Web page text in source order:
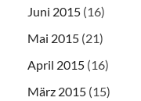
Juni 2015 (16)
Mai 2015 (21)
April 2015 (16)
März 2015 (15)